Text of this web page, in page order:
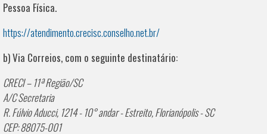
Pessoa Física.
https://atendimento.crecisc.conselho.net.br/
b) Via Correios, com o seguinte destinatário:
CRECI – 11ª Região/SC
A/C Secretaria
R. Fúlvio Aducci, 1214 - 10° andar - Estreito, Florianópolis - SC
CEP: 88075-001